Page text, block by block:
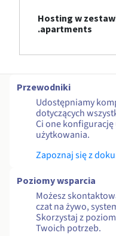
Hosting w
.apartments
Przewodniki
Udostępniamy
dotyczących
Ci one konfigurację
użytkowania.
Zapoznaj się z
Poziomy wsparcia
Możesz
czat na żywo,
Skorzystaj z
Twoich potrzeb.